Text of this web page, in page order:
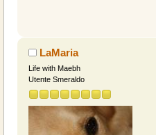
LaMaria
Life with Maebh
Utente Smeraldo